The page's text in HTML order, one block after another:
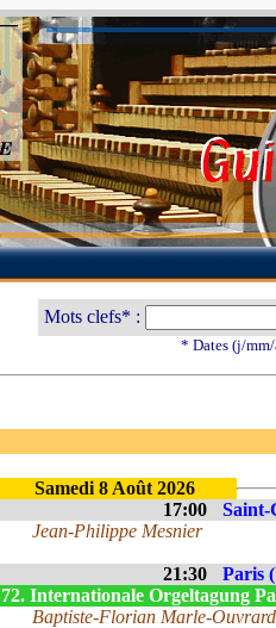
Mots clefs* :
* Dates (j/
Samedi 8 Août 2026
17:00
Saint-
Jean-Philippe Mesnier
21:30 Paris
72. Internationale Orgeltagung
Baptiste-Florian Marle-